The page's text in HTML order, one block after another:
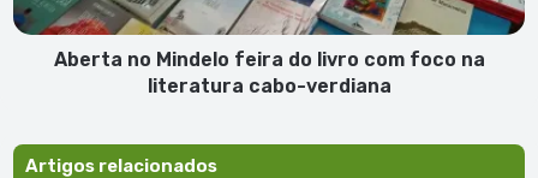
foco
na
literaturaAberta no Mindelo feira do livro com foco na
literatura cabo-verdiana
Artigos relacionados